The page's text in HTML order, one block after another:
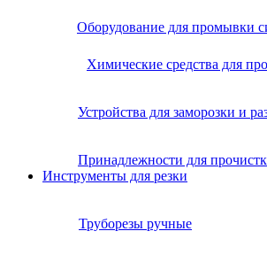
Оборудование для промывки
Химические средства для
Устройства для заморозки и
Принадлежности для
Инструменты для резки
Труборезы ручные